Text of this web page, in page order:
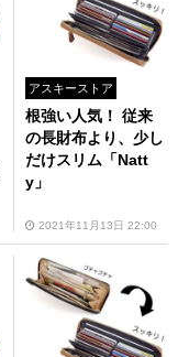
アスキーストア
根強い人気！ 従来
の長財布より、少し
だけスリム「Natt
y」
2021年11月13日 22:00